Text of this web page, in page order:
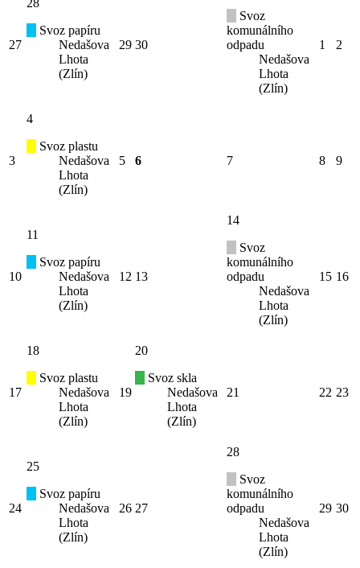
27
28
Svoz papíru
Nedašova
Lhota
(Zlín)
29 30
Svoz
komunálního
odpadu
Nedašova
Lhota
(Zlín)
1 2
3
4
Svoz plastu
Nedašova
Lhota
(Zlín)
5 6 7 8 9
10
11
Svoz papíru
Nedašova
Lhota
(Zlín)
12 13
14
Svoz
komunálního
odpadu
Nedašova
Lhota
(Zlín)
15 16
17
18
Svoz plastu
Nedašova
Lhota
(Zlín)
19
20
Svoz skla
Nedašova
Lhota
(Zlín)
21 22 23
24
25
Svoz papíru
Nedašova
Lhota
(Zlín)
26 27
28
Svoz
komunálního
odpadu
Nedašova
Lhota
(Zlín)
29 30